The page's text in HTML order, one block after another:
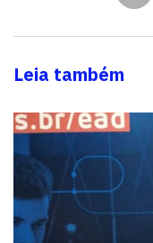
Leia também